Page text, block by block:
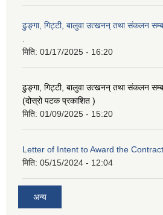
ढुङ्गा, गिट्टी, बालुवा उत्खनन् तथा संकलन
.
मिति: 01/17/2025 - 16:20
ढुङ्गा, गिट्टी, बालुवा उत्खनन् तथा संकलन
(दोस्रो पटक प्रकाशित )
मिति: 01/09/2025 - 15:20
Letter of Intent to Award the Contract
मिति: 05/15/2024 - 12:04
अन्य